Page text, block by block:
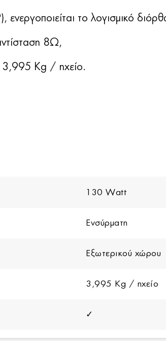
το λογισμικό
8Ω,
Kg / ηχείο.
130 Watt
Ενσύρματη
Εξωτερικού χώρου
3,995 Kg / ηχείο
✓